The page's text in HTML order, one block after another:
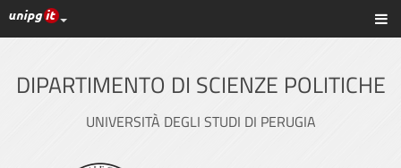
Vai
al
principale
Link ai principali servizi web di Ateneo
DIPARTIMENTO DI SCIENZE POLITICHE
UNIVERSITÀ DEGLI STUDI DI PERUGIA